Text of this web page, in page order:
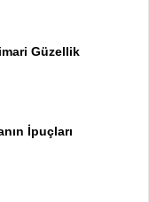
Güzellik
İpuçları